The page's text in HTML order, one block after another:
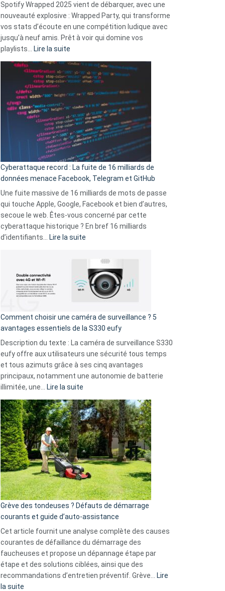
Solly
change
la
vie
sans-
abri
en
3
secondes
Spotify Wrapped 2025 vient de débarquer, avec une
nouveauté explosive : Wrapped Party, qui transforme
vos stats d’écoute en une compétition ludique avec
jusqu’à neuf amis. Prêt à voir qui domine vos
playlists… Lire la suite
Spotify
Wrapped
2025
est
:
Le
Wrapped
Party
pour
comparer
vos
goûts
musicaux
avec
9
amis
Cyberattaque record : La fuite de 16 milliards de
données menace Facebook, Telegram et GitHub
Une fuite massive de 16 milliards de mots de passe
qui touche Apple, Google, Facebook et bien d’autres,
secoue le web. Êtes-vous concerné par cette
cyberattaque historique ? En bref 16 milliards
d’identifiants… Lire la suite
record
La
fuite
16
milliards
données
menace
Facebook,
Telegram
GitHub
Comment choisir une caméra de surveillance ? 5
avantages essentiels de la S330 eufy
Description du texte : La caméra de surveillance S330
eufy offre aux utilisateurs une sécurité tous temps
et tous azimuts grâce à ses cinq avantages
principaux, notamment une autonomie de batterie
illimitée, une… Lire la suite
Comment
choisir
une
caméra
de
surveillance
?
5
avantages
essentiels
de
la
S330
eufy
Grève des tondeuses ? Défauts de démarrage
courants et guide d’auto-assistance
Cet article fournit une analyse complète des causes
courantes de défaillance du démarrage des
faucheuses et propose un dépannage étape par
étape et des solutions ciblées, ainsi que des
recommandations d’entretien préventif. Grève… Lire
la suite